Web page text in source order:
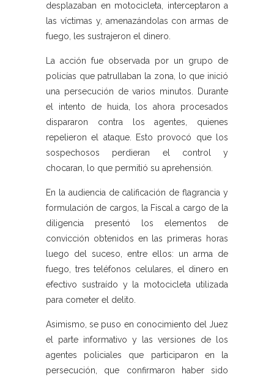
desplazaban en motocicleta, interceptaron a
las víctimas y, amenazándolas con armas de
fuego, les sustrajeron el dinero.
La acción fue observada por un grupo de
policías que patrullaban la zona, lo que inició
una persecución de varios minutos. Durante
el intento de huida, los ahora procesados
dispararon contra los agentes, quienes
repelieron el ataque. Esto provocó que los
sospechosos perdieran el control y
chocaran, lo que permitió su aprehensión.
En la audiencia de calificación de flagrancia y
formulación de cargos, la Fiscal a cargo de la
diligencia presentó los elementos de
convicción obtenidos en las primeras horas
luego del suceso, entre ellos: un arma de
fuego, tres teléfonos celulares, el dinero en
efectivo sustraído y la motocicleta utilizada
para cometer el delito.
Asimismo, se puso en conocimiento del Juez
el parte informativo y las versiones de los
agentes policiales que participaron en la
persecución, que confirmaron haber sido